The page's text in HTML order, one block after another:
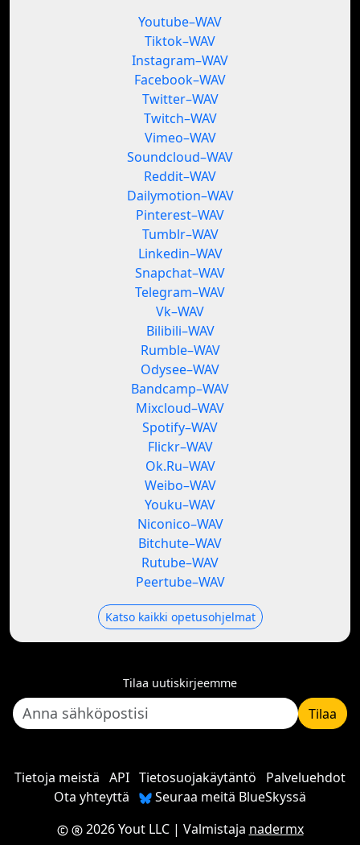
Youtube–WAV
Tiktok–WAV
Instagram–WAV
Facebook–WAV
Twitter–WAV
Twitch–WAV
Vimeo–WAV
Soundcloud–WAV
Reddit–WAV
Dailymotion–WAV
Pinterest–WAV
Tumblr–WAV
Linkedin–WAV
Snapchat–WAV
Telegram–WAV
Vk–WAV
Bilibili–WAV
Rumble–WAV
Odysee–WAV
Bandcamp–WAV
Mixcloud–WAV
Spotify–WAV
Flickr–WAV
Ok.Ru–WAV
Weibo–WAV
Youku–WAV
Niconico–WAV
Bitchute–WAV
Rutube–WAV
Peertube–WAV
Katso kaikki opetusohjelmat
Tilaa uutiskirjeemme
Tilaa
Tietoja meistä API Tietosuojakäytäntö
Palveluehdot
Ota yhteyttä
Seuraa meitä BlueSkyssä
2026 Yout LLC| Valmistaja nadermx